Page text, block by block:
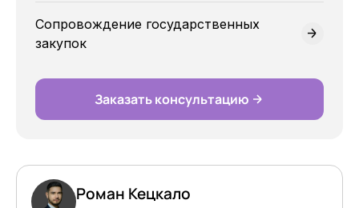
Сопровождение государственных
закупок
Заказать консультацию
Роман Кецкало